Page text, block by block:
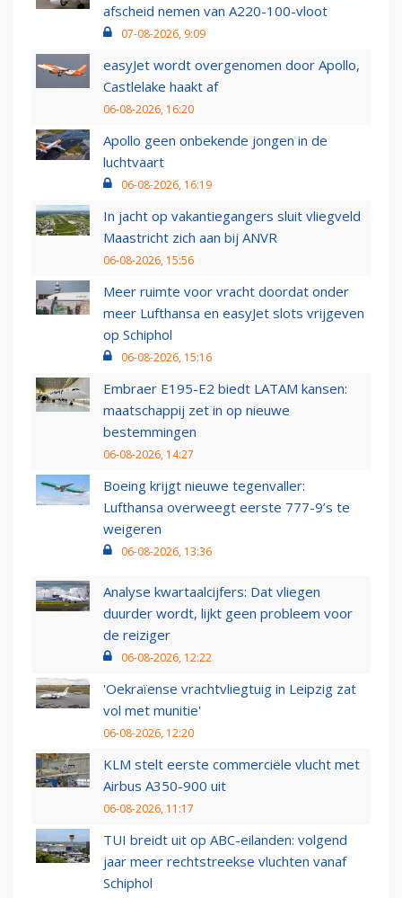
afscheid nemen van A220-100-vloot
07-08-2026, 9:09
easyJet wordt overgenomen door Apollo,
Castlelake haakt af
06-08-2026, 16:20
Apollo geen onbekende jongen in de
luchtvaart
06-08-2026, 16:19
In jacht op vakantiegangers sluit vliegveld
Maastricht zich aan bij ANVR
06-08-2026, 15:56
Meer ruimte voor vracht doordat onder
meer Lufthansa en easyJet slots vrijgeven
op Schiphol
06-08-2026, 15:16
Embraer E195-E2 biedt LATAM kansen:
maatschappij zet in op nieuwe
bestemmingen
06-08-2026, 14:27
Boeing krijgt nieuwe tegenvaller:
Lufthansa overweegt eerste 777-9’s te
weigeren
06-08-2026, 13:36
Analyse kwartaalcijfers: Dat vliegen
duurder wordt, lijkt geen probleem voor
de reiziger
06-08-2026, 12:22
'Oekraïense vrachtvliegtuig in Leipzig zat
vol met munitie'
06-08-2026, 12:20
KLM stelt eerste commerciële vlucht met
Airbus A350-900 uit
06-08-2026, 11:17
TUI breidt uit op ABC-eilanden: volgend
jaar meer rechtstreekse vluchten vanaf
Schiphol